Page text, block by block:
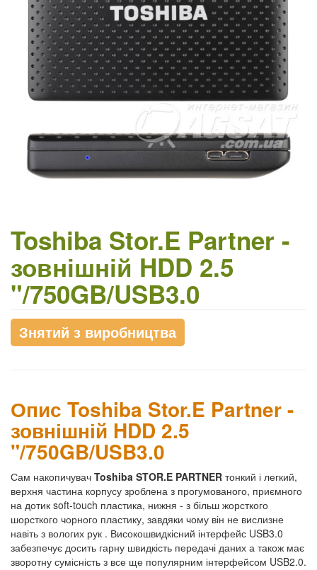
Toshiba Stor.E Partner -
зовнішній HDD 2.5
"/750GB/USB3.0
Знятий з виробництва
Опис Toshiba Stor.E Partner -
зовнішній HDD 2.5
"/750GB/USB3.0
Сам накопичувач Toshiba STOR.E PARTNER тонкий і легкий,
верхня частина корпусу зроблена з прогумованого, приємного
на дотик soft-touch пластика, нижня - з більш жорсткого
шорсткого чорного пластику, завдяки чому він не вислизне
навіть з вологих рук . Високошвидкісний інтерфейс USB3.0
забезпечує досить гарну швидкість передачі даних а також має
зворотну сумісність з все ще популярним інтерфейсом USB2.0.